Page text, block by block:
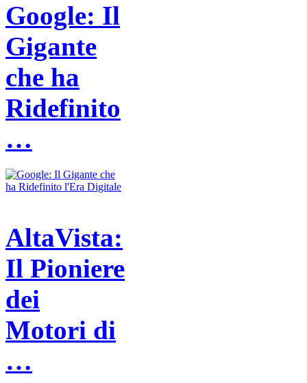
Google: Il
Gigante
che ha
Ridefinito
…
AltaVista:
Il Pioniere
dei
Motori di
…